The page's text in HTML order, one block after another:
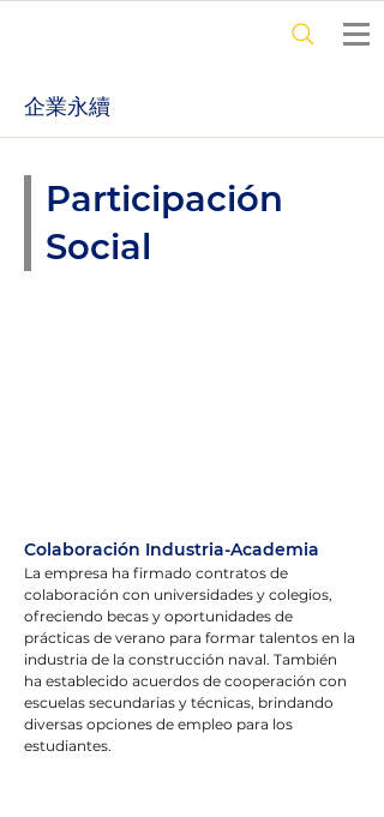
​企業永續
Colaboración Industria-Academia
La empresa ha firmado contratos de
colaboración con universidades y colegios,
ofreciendo becas y oportunidades de
prácticas de verano para formar talentos en la
industria de la construcción naval. También
ha establecido acuerdos de cooperación con
escuelas secundarias y técnicas, brindando
diversas opciones de empleo para los
estudiantes.
Participación
Social